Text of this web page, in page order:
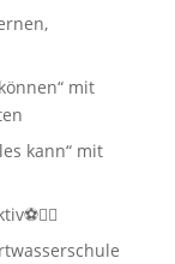
mit
kann“ mit